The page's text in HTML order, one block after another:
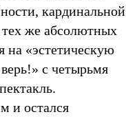
кардинальной
же абсолютных
на «эстетическую
с четырьмя
и остался